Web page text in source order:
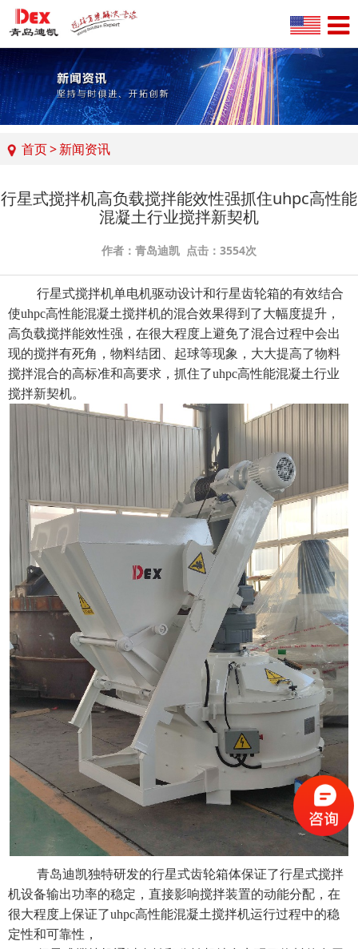
首页>新闻资讯
行星式搅拌机高负载搅拌能效性强抓住uhpc高性能
混凝土行业搅拌新契机
作者：青岛迪凯 点击：3554次
行星式搅拌机单电机驱动设计和行星齿轮箱的有效结合
使uhpc高性能混凝土搅拌机的混合效果得到了大幅度提升，
高负载搅拌能效性强，在很大程度上避免了混合过程中会出
现的搅拌有死角，物料结团、起球等现象，大大提高了物料
搅拌混合的高标准和高要求，抓住了uhpc高性能混凝土行业
搅拌新契机。
青岛迪凯独特研发的行星式齿轮箱体保证了行星式搅拌
机设备输出功率的稳定，直接影响搅拌装置的动能分配，在
很大程度上保证了uhpc高性能混凝土搅拌机运行过程中的稳
定性和可靠性，